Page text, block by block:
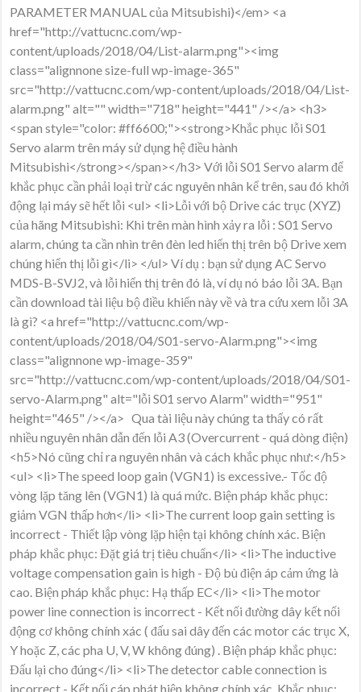
PARAMETER MANUAL của Mitsubishi)</em> <a
href="http://vattucnc.com/wp-
content/uploads/2018/04/List-alarm.png"><img
class="alignnone size-full wp-image-365"
src="http://vattucnc.com/wp-content/uploads/2018/04/List-
alarm.png" alt="" width="718" height="441" /></a> <h3>
<span style="color: #ff6600;"><strong>Khắc phục lỗi S01
Servo alarm trên máy sử dụng hệ điều hành
Mitsubishi</strong></span></h3> Với lỗi S01 Servo alarm để
khắc phục cần phải loại trừ các nguyên nhân kể trên, sau đó khởi
động lại máy sẽ hết lỗi <ul> <li>Lỗi với bộ Drive các trục (XYZ)
của hãng Mitsubishi: Khi trên màn hình xảy ra lỗi : S01 Servo
alarm, chúng ta cần nhìn trên đèn led hiển thị trên bộ Drive xem
chúng hiển thị lỗi gì</li> </ul> Ví dụ : bạn sử dụng AC Servo
MDS-B-SVJ2, và lỗi hiển thị trên đó là, ví dụ nó báo lỗi 3A. Bạn
cần download tài liệu bộ điều khiển này về và tra cứu xem lỗi 3A
là gì? <a href="http://vattucnc.com/wp-
content/uploads/2018/04/S01-servo-Alarm.png"><img
class="alignnone wp-image-359"
src="http://vattucnc.com/wp-content/uploads/2018/04/S01-
servo-Alarm.png" alt="lỗi S01 servo Alarm" width="951"
height="465" /></a> Qua tài liệu này chúng ta thấy có rất
nhiều nguyên nhân dẫn đến lỗi A3 (Overcurrent - quá dòng điện)
<h5>Nó cũng chỉ ra nguyên nhân và cách khắc phục như:</h5>
<ul> <li>The speed loop gain (VGN1) is excessive.- Tốc độ
vòng lặp tăng lên (VGN1) là quá mức. Biện pháp khắc phục:
giảm VGN thấp hơn</li> <li>The current loop gain setting is
incorrect - Thiết lập vòng lặp hiện tại không chính xác. Biện
pháp khắc phục: Đặt giá trị tiêu chuẩn</li> <li>The inductive
voltage compensation gain is high - Độ bù điện áp cảm ứng là
cao. Biện pháp khắc phục: Hạ thấp EC</li> <li>The motor
power line connection is incorrect - Kết nối đường dây kết nối
động cơ không chính xác ( đấu sai dây đến các motor các trục X,
Y hoặc Z, các pha U, V, W không đúng) . Biện pháp khắc phục:
Đấu lại cho đúng</li> <li>The detector cable connection is
incorrect - Kết nối cáp phát hiện không chính xác. Khắc phục: